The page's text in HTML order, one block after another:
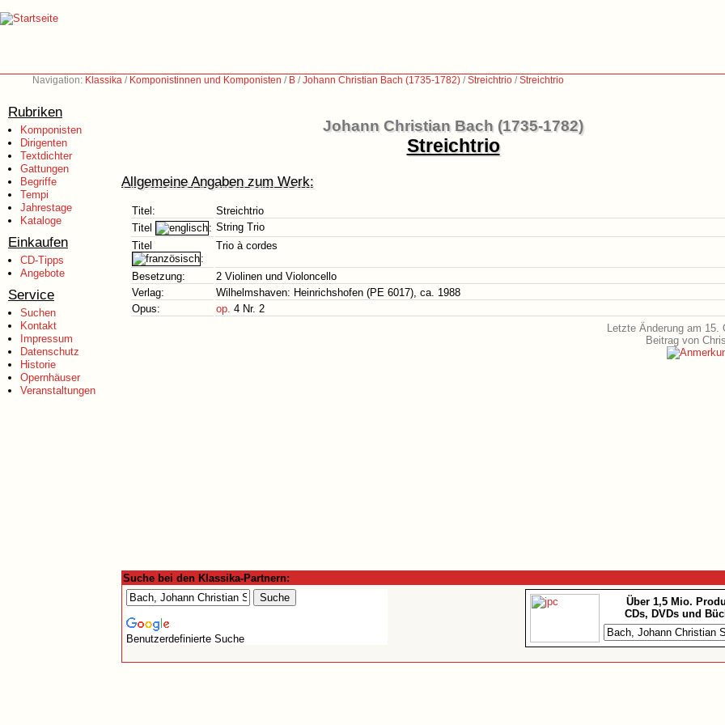
Navigation: Klassika / Komponistinnen und Komponisten / B /Johann Christian Bach (1735-1782) /Streichtrio /Streichtrio
Rubriken
Komponisten
Dirigenten
Textdichter
Gattungen
Begriffe
Tempi
Jahrestage
Kataloge
Einkaufen
CD-Tipps
Angebote
Service
Suchen
Kontakt
Impressum
Datenschutz
Historie
Opernhäuser
Veranstaltungen
Johann Christian Bach (1735-1782)
Streichtrio
Allgemeine Angaben zum Werk:
Titel:
Streichtrio
Titel
: String Trio
Titel
:
Trio à cordes
Besetzung:
2 Violinen und Violoncello
Verlag:
Wilhelmshaven: Heinrichshofen (PE 6017), ca. 1988
Opus:
op. 4 Nr. 2
Letzte Änderung am 15.
Beitrag von
Suche bei den Klassika-Partnern:
Benutzerdefinierte Suche
Über 1,5 Mio.
CDs, DVDs und